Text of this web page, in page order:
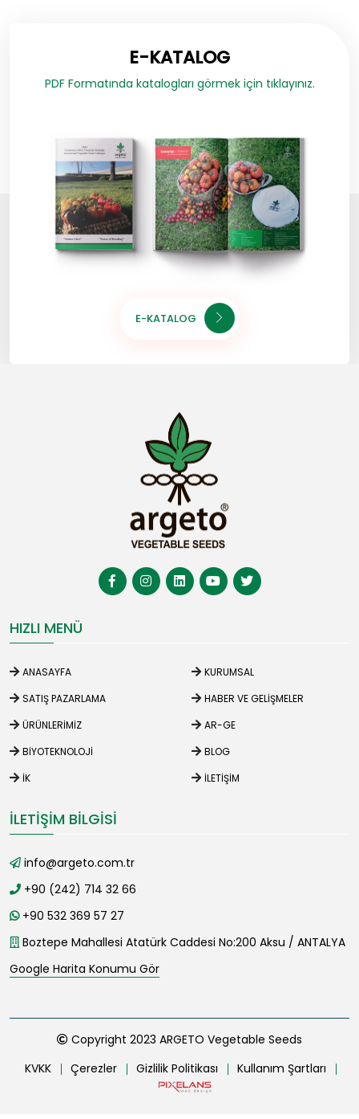
E-KATALOG
PDF Formatında katalogları görmek için tıklayınız.
E-KATALOG
HIZLI MENÜ
ANASAYFA
KURUMSAL
SATIŞ PAZARLAMA
HABER VE GELIŞMELER
ÜRÜNLERIMIZ
AR-GE
BIYOTEKNOLOJI
BLOG
İK
İLETIŞIM
İLETIŞIM BILGISI
info@argeto.com.tr
+90 (242) 714 32 66
+90 532 369 57 27
Boztepe Mahallesi Atatürk Caddesi No:200 Aksu / ANTALYA
Google Harita Konumu Gör
Copyright 2023 ARGETO Vegetable Seeds
KVKK
Çerezler Gizlilik Politikası Kullanım Şartları